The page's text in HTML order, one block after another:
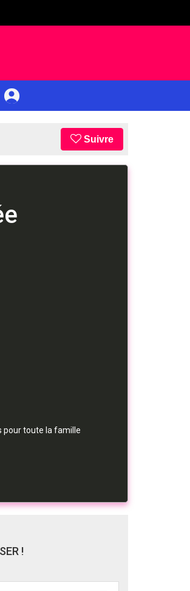
Suivre
pour toute la famille
!